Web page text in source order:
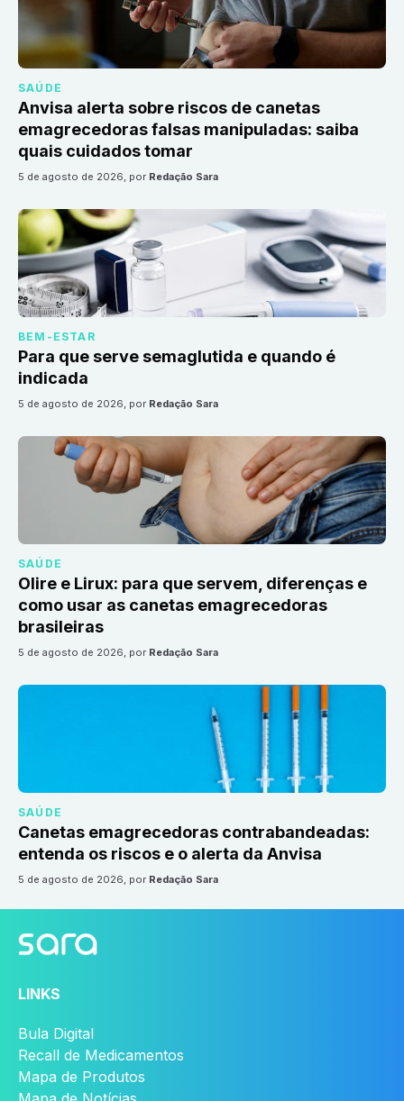
SAÚDE
Anvisa alerta sobre riscos de canetas
emagrecedoras falsas manipuladas: saiba
quais cuidados tomar
5 de agosto de 2026, por Redação Sara
BEM-ESTAR
Para que serve semaglutida e quando é
indicada
5 de agosto de 2026, por Redação Sara
SAÚDE
Olire e Lirux: para que servem, diferenças e
como usar as canetas emagrecedoras
brasileiras
5 de agosto de 2026, por Redação Sara
SAÚDE
Canetas emagrecedoras contrabandeadas:
entenda os riscos e o alerta da Anvisa
5 de agosto de 2026, por Redação Sara
LINKS
Bula Digital
Recall de Medicamentos
Mapa de Produtos